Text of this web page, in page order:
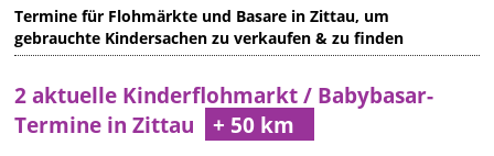
Termine für Flohmärkte und Basare in Zittau, um
gebrauchte Kindersachen zu verkaufen & zu finden
2 aktuelle Kinderflohmarkt / Babybasar-
Termine in Zittau